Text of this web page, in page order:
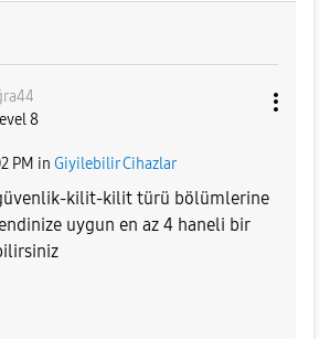
8
PM in Giyilebilir Cihazlar
kilit-kilit türü bölümlerine
uygun en az 4 haneli bir